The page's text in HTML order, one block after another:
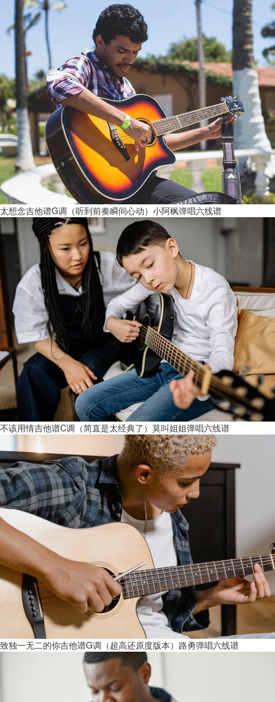
太想念吉他谱G调（听到前奏瞬间心动）小阿枫弹唱六线谱
不该用情吉他谱C调（简直是太经典了）莫叫姐姐弹唱六线谱
致独一无二的你吉他谱G调（超高还原度版本）路勇弹唱六线谱